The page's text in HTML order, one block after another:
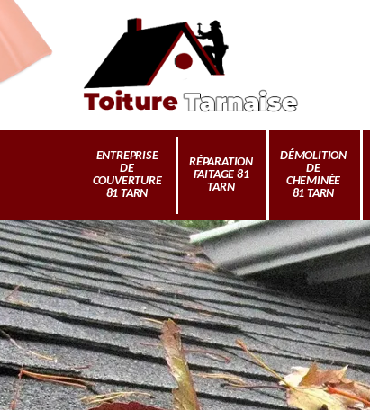
ENTREPRISE
DE
COUVERTURE
81 TARN
RÉPARATION
FAITAGE 81
TARN
DÉMOLITION
DE
CHEMINÉE
81 TARN